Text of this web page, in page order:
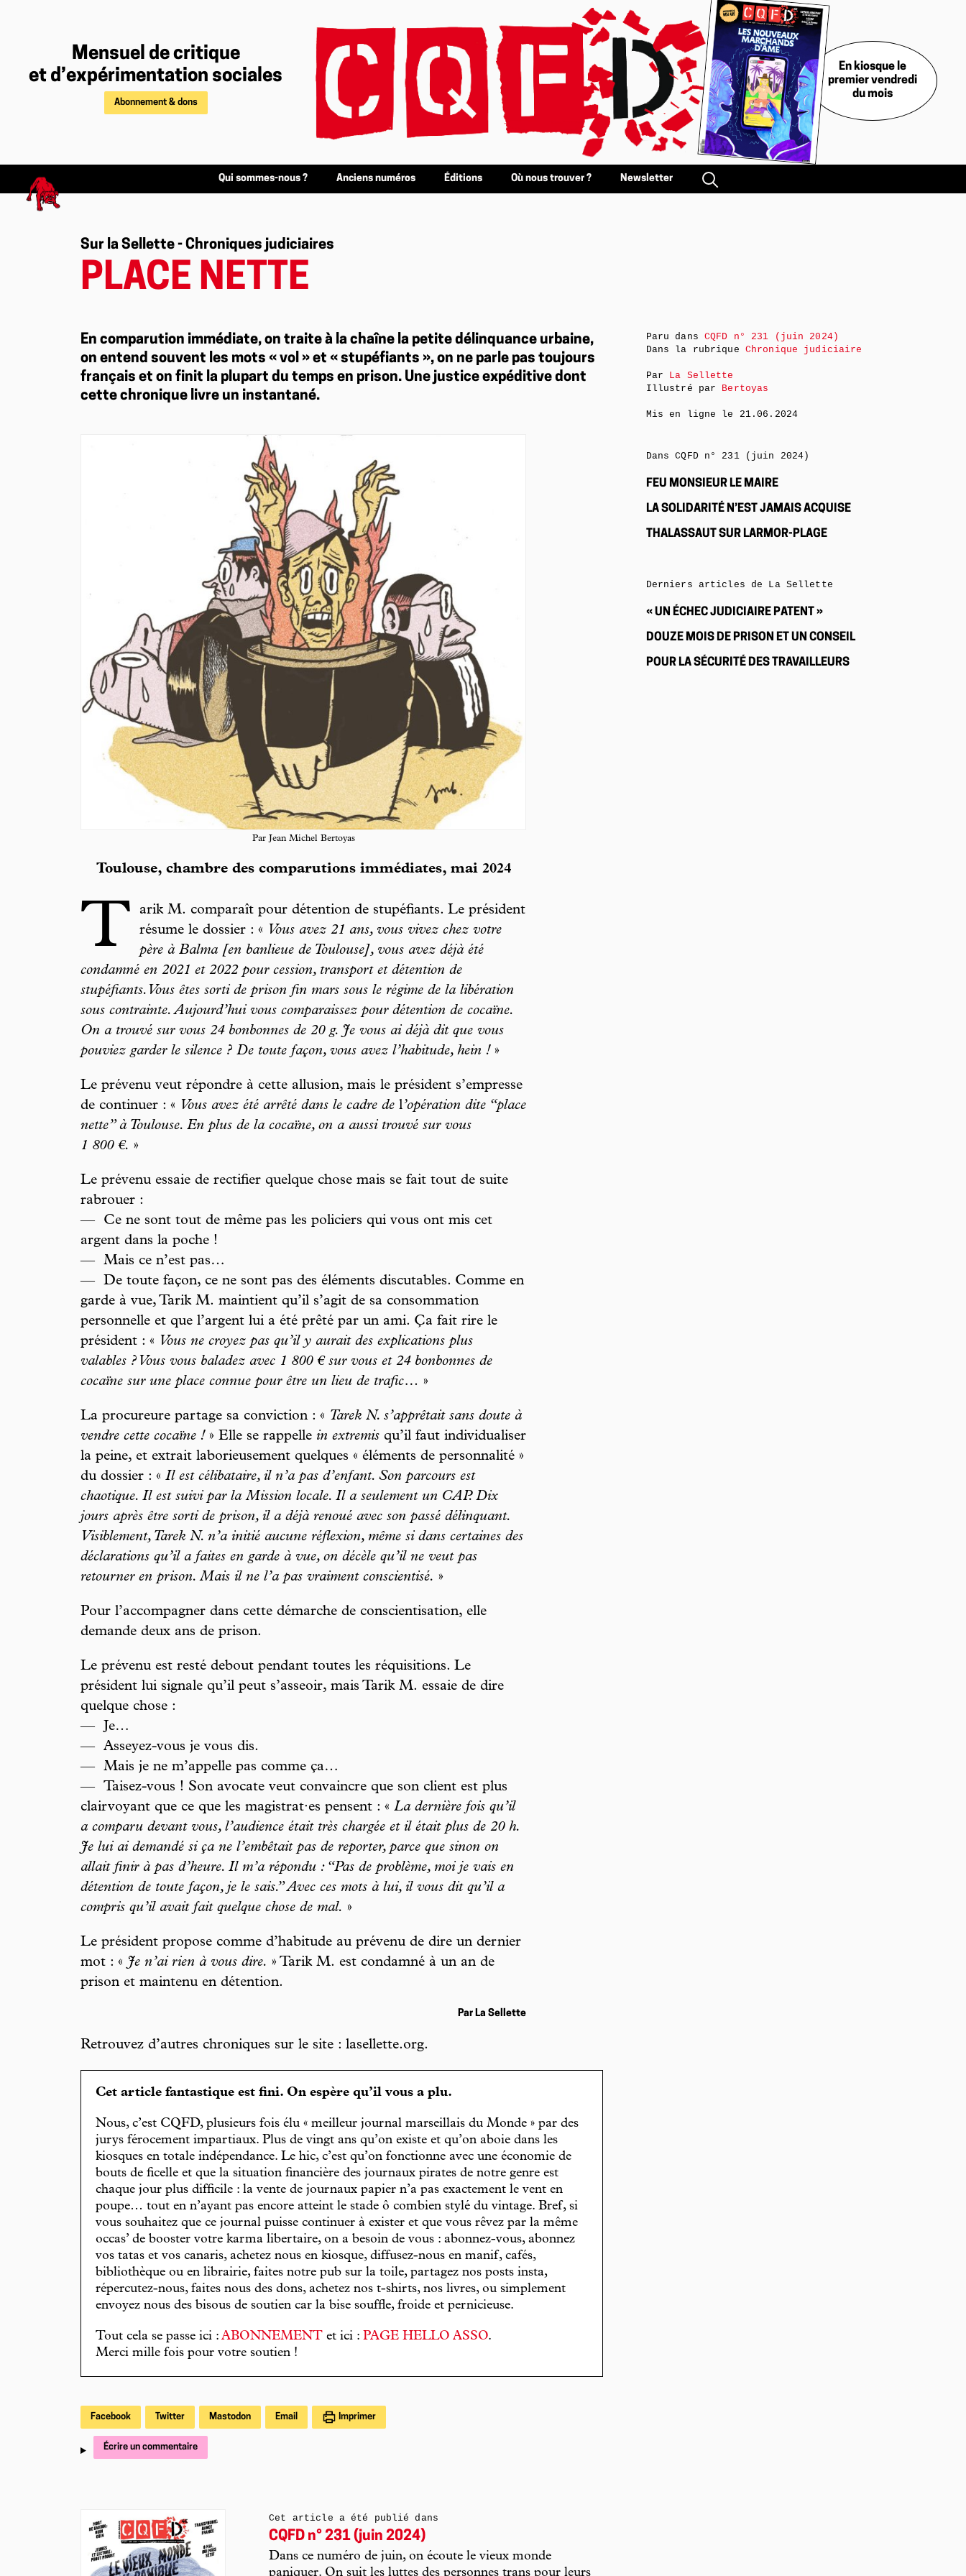
Mensuel de critique
et d’expérimentation sociales
Abonnement & dons
En kiosque le
premier vendredi
du mois
Qui sommes-nous ? Anciens numéros Éditions Où nous trouver ? Newsletter
Sur la Sellette - Chroniques judiciaires
PLACE NETTE
En comparution immédiate, on traite à la chaîne la petite délinquance urbaine,
on entend souvent les mots « vol » et « stupéfiants », on ne parle pas toujours
français et on finit la plupart du temps en prison. Une justice expéditive dont
cette chronique livre un instantané.
Par Jean Michel Bertoyas
Toulouse, chambre des comparutions immédiates, mai 2024
T
arik M. comparaît pour détention de stupéfiants. Le président
résume le dossier : « Vous avez 21 ans, vous vivez chez votre
père à Balma [en banlieue de Toulouse], vous avez déjà été
condamné en 2021 et 2022 pour cession, transport et détention de
stupéfiants. Vous êtes sorti de prison fin mars sous le régime de la libération
sous contrainte. Aujourd’hui vous comparaissez pour détention de cocaïne.
On a trouvé sur vous 24 bonbonnes de 20 g. Je vous ai déjà dit que vous
pouviez garder le silence ? De toute façon, vous avez l’habitude, hein ! »
Le prévenu veut répondre à cette allusion, mais le président s’empresse
de continuer : « Vous avez été arrêté dans le cadre de l’opération dite “place
nette” à Toulouse. En plus de la cocaïne, on a aussi trouvé sur vous
1 800 €. »
Le prévenu essaie de rectifier quelque chose mais se fait tout de suite
rabrouer :
— Ce ne sont tout de même pas les policiers qui vous ont mis cet
argent dans la poche !
— Mais ce n’est pas…
— De toute façon, ce ne sont pas des éléments discutables. Comme en
garde à vue, Tarik M. maintient qu’il s’agit de sa consommation
personnelle et que l’argent lui a été prêté par un ami. Ça fait rire le
président : « Vous ne croyez pas qu’il y aurait des explications plus
valables ? Vous vous baladez avec 1 800 € sur vous et 24 bonbonnes de
cocaïne sur une place connue pour être un lieu de trafic… »
La procureure partage sa conviction : « Tarek N. s’apprêtait sans doute à
vendre cette cocaïne ! » Elle se rappelle in extremis qu’il faut individualiser
la peine, et extrait laborieusement quelques « éléments de personnalité »
du dossier : « Il est célibataire, il n’a pas d’enfant. Son parcours est
chaotique. Il est suivi par la Mission locale. Il a seulement un CAP. Dix
jours après être sorti de prison, il a déjà renoué avec son passé délinquant.
Visiblement, Tarek N. n’a initié aucune réflexion, même si dans certaines des
déclarations qu’il a faites en garde à vue, on décèle qu’il ne veut pas
retourner en prison. Mais il ne l’a pas vraiment conscientisé. »
Pour l’accompagner dans cette démarche de conscientisation, elle
demande deux ans de prison.
Le prévenu est resté debout pendant toutes les réquisitions. Le
président lui signale qu’il peut s’asseoir, mais Tarik M. essaie de dire
quelque chose :
— Je…
— Asseyez-vous je vous dis.
— Mais je ne m’appelle pas comme ça…
— Taisez-vous ! Son avocate veut convaincre que son client est plus
clairvoyant que ce que les magistrat·es pensent : « La dernière fois qu’il
a comparu devant vous, l’audience était très chargée et il était plus de 20 h.
Je lui ai demandé si ça ne l’embêtait pas de reporter, parce que sinon on
allait finir à pas d’heure. Il m’a répondu : “Pas de problème, moi je vais en
détention de toute façon, je le sais.” Avec ces mots à lui, il vous dit qu’il a
compris qu’il avait fait quelque chose de mal. »
Le président propose comme d’habitude au prévenu de dire un dernier
mot : «Je n’ai rien à vous dire. » Tarik M. est condamné à un an de
prison et maintenu en détention.
Par La Sellette
Retrouvez d’autres chroniques sur le site : lasellette.org.
Cet article fantastique est fini. On espère qu’il vous a plu.
Nous, c’est CQFD, plusieurs fois élu « meilleur journal marseillais du Monde » par des
jurys férocement impartiaux. Plus de vingt ans qu’on existe et qu’on aboie dans les
kiosques en totale indépendance. Le hic, c’est qu’on fonctionne avec une économie de
bouts de ficelle et que la situation financière des journaux pirates de notre genre est
chaque jour plus difficile : la vente de journaux papier n’a pas exactement le vent en
poupe… tout en n’ayant pas encore atteint le stade ô combien stylé du vintage. Bref, si
vous souhaitez que ce journal puisse continuer à exister et que vous rêvez par la même
occas’ de booster votre karma libertaire, on a besoin de vous : abonnez-vous, abonnez
vos tatas et vos canaris, achetez nous en kiosque, diffusez-nous en manif, cafés,
bibliothèque ou en librairie, faites notre pub sur la toile, partagez nos posts insta,
répercutez-nous, faites nous des dons, achetez nos t-shirts, nos livres, ou simplement
envoyez nous des bisous de soutien car la bise souffle, froide et pernicieuse.
Tout cela se passe ici : ABONNEMENT et ici : PAGE HELLO ASSO.
Merci mille fois pour votre soutien !
Facebook Twitter Mastodon Email Imprimer
Écrire un commentaire
Cet article a été publié dans
CQFD n° 231 (juin 2024)
Dans ce numéro de juin, on écoute le vieux monde
Paru dans CQFD n° 231 (juin 2024)
Dans la rubrique Chronique judiciaire
Par La Sellette
Illustré par Bertoyas
Mis en ligne le 21.06.2024
Dans CQFD n° 231 (juin 2024)
FEU MONSIEUR LE MAIRE
LA SOLIDARITÉ N’EST JAMAIS ACQUISE
THALASSAUT SUR LARMOR-PLAGE
Derniers articles de La Sellette
« UN ÉCHEC JUDICIAIRE PATENT »
DOUZE MOIS DE PRISON ET UN CONSEIL
POUR LA SÉCURITÉ DES TRAVAILLEURS